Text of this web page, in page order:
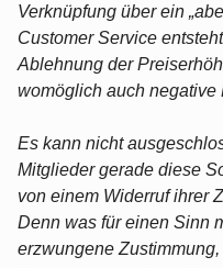
Verknüpfung über ein
Customer Service
Ablehnung der
womöglich auch
Es kann nicht
Mitglieder gerade diese
von einem Widerruf ihrer
Denn was für einen Sinn
erzwungene